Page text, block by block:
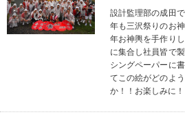
設計監理部の成田
年も三沢祭りのお
年お神輿を手作り
に集合し社員皆で
シングペーパーに
てこの絵がどのよ
か！！お楽しみに！